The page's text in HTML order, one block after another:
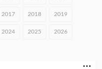
2017 2018 2019
2024 2025 2026